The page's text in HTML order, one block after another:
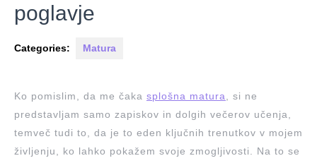
poglavje
Categories: Matura
Ko pomislim, da me čaka splošna matura
, si ne
predstavljam samo zapiskov in dolgih večerov učenja,
temveč tudi to, da je to eden ključnih trenutkov v mojem
življenju, ko lahko pokažem svoje zmogljivosti. Na to se